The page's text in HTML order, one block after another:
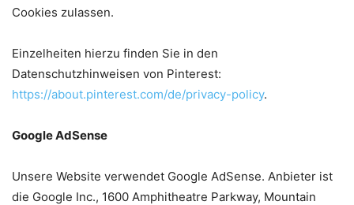
Cookies zulassen.
Einzelheiten hierzu finden Sie in den
Datenschutzhinweisen von Pinterest:
https://about.pinterest.com/de/privacy-policy.
Google AdSense
Unsere Website verwendet Google AdSense. Anbieter ist
die Google Inc., 1600 Amphitheatre Parkway, Mountain